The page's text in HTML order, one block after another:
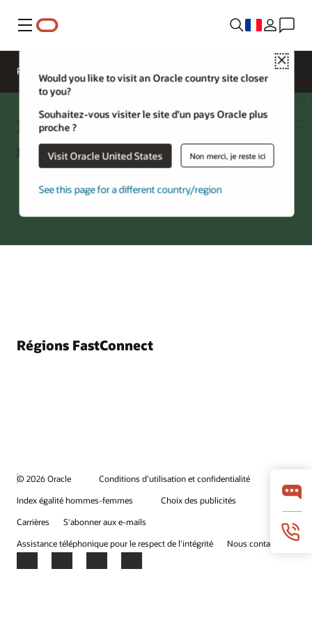
Menu
Close
Would you like to visit an Oracle country site closer
to you?
Souhaitez-vous visiter le site d’un pays Oracle plus
proche ?
Visit Oracle United States Non merci, je reste ici
See this page for a different country/region
Présentation
FastConnect : partenaires par
région
Régions FastConnect
© 2026 Oracle
Conditions d'utilisation et confidentialité
Index égalité hommes-femmes
Choix des publicités
Carrières
S'abonner aux e-mails
Assistance téléphonique pour le respect de l'intégrité
Nous contacter
Facebook
X LinkedInYouTube